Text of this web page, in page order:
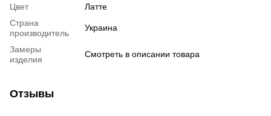
Цвет
Латте
Страна
производитель
Украина
Замеры
изделия
Смотреть в описании товара
Отзывы